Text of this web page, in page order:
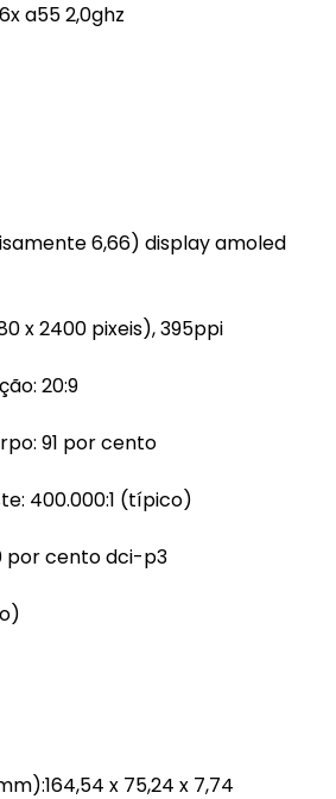
a55 2,0ghz
6,66) display amoled
x 2400 pixeis), 395ppi
20:9
91 por cento
400.000:1 (típico)
por cento dci-p3
x 75,24 x 7,74